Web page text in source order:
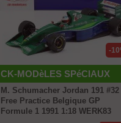
CK-MODèLES SPéCIAUX
-
M. Schumacher Jordan 191 #32
Free Practice Belgique GP
Formule 1 1991 1:18 WERK83